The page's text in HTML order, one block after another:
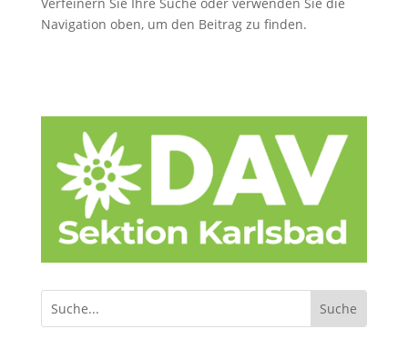
Navigation oben, um den Beitrag zu finden.